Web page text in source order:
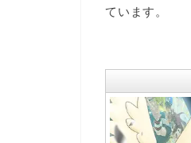
ています。